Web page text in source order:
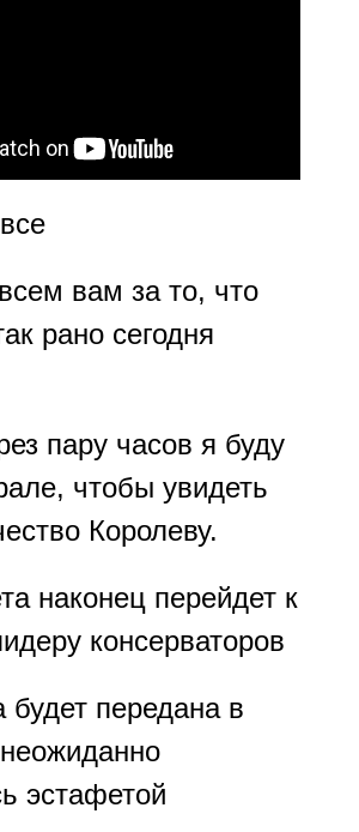
вам за то, что
рано сегодня
пару часов я буду
чтобы увидеть
Королеву.
наконец перейдет к
консерваторов
будет передана в
эстафетой